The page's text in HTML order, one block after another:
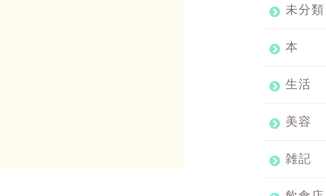
未分類
本
生活
美容
雑記